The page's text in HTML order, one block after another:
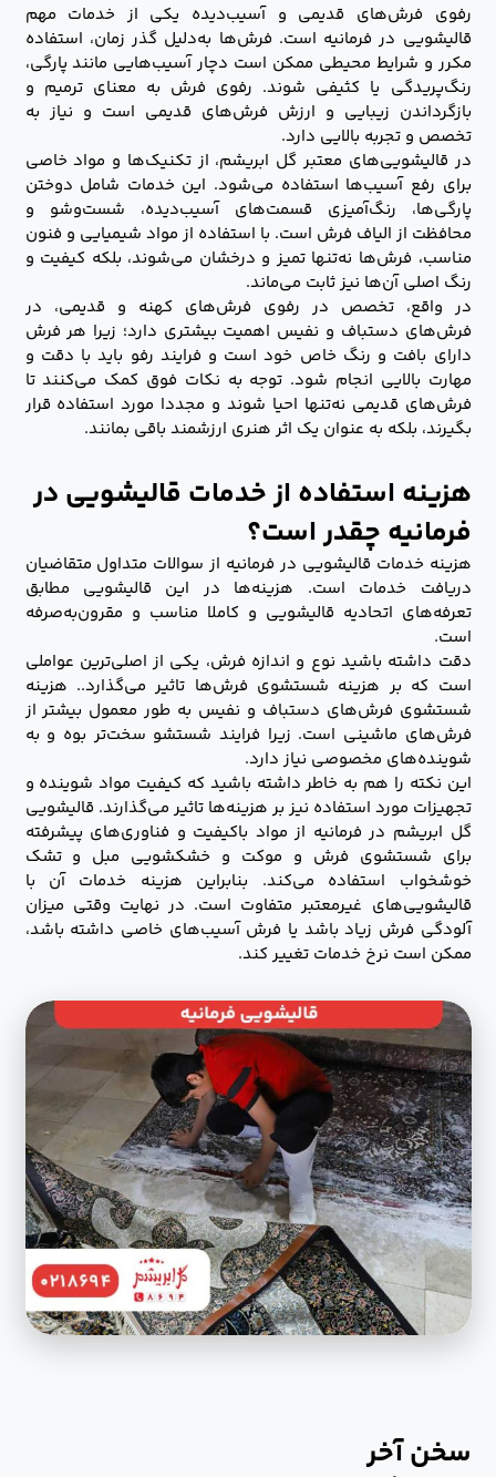
رفوی فرش‌های قدیمی و آسیب‌دیده یکی از خدمات مهم
قالیشویی در فرمانیه است. فرش‌ها به‌دلیل گذر زمان، استفاده
مکرر و شرایط محیطی ممکن است دچار آسیب‌هایی مانند پارگی،
رنگ‌پریدگی یا کثیفی ‌شوند. رفوی فرش به معنای ترمیم و
بازگرداندن زیبایی و ارزش فرش‌های قدیمی است و نیاز به
تخصص و تجربه بالایی دارد.
در قالیشویی‌های معتبر گل ابریشم، از تکنیک‌ها و مواد خاصی
برای رفع آسیب‌ها استفاده می‌شود. این خدمات شامل دوختن
پارگی‌ها، رنگ‌آمیزی قسمت‌های آسیب‌دیده، شست‌وشو و
محافظت از الیاف فرش است. با استفاده از مواد شیمیایی و فنون
مناسب، فرش‌ها نه‌تنها تمیز و درخشان می‌شوند، بلکه کیفیت و
رنگ اصلی آن‌ها نیز ثابت می‌ماند.
در واقع، تخصص در رفوی فرش‌های کهنه و قدیمی، در
فرش‌های دستباف و نفیس اهمیت بیشتری دارد؛ زیرا هر فرش
دارای بافت و رنگ خاص خود است و فرایند رفو باید با دقت و
مهارت بالایی انجام شود. توجه به نکات فوق کمک می‌کنند تا
فرش‌های قدیمی نه‌تنها احیا شوند و مجددا مورد استفاده قرار
بگیرند، بلکه به عنوان یک اثر هنری ارزشمند باقی بمانند.
هزینه استفاده از خدمات قالیشویی در
فرمانیه چقدر است؟
هزینه خدمات قالیشویی در فرمانیه از سوالات متداول متقاضیان
دریافت خدمات است. هزینه‌ها در این قالیشویی مطابق
تعرفه‌های اتحادیه قالیشویی و کاملا مناسب و مقرون‌به‌صرفه
است.
دقت داشته باشید نوع و اندازه فرش، یکی از اصلی‌ترین عواملی
است که بر هزینه شستشوی فرش‌ها تاثیر می‌گذارد.. هزینه
شستشوی فرش‌های دستباف و نفیس به طور معمول بیشتر از
فرش‌های ماشینی است. زیرا فرایند شستشو سخت‌تر بوه و به
شوینده‌های مخصوصی نیاز دارد.
این نکته را هم به خاطر داشته باشید که کیفیت مواد شوینده و
تجهیزات مورد استفاده نیز بر هزینه‌ها تاثیر می‌گذارند. قالیشویی
گل ابریشم در فرمانیه از مواد باکیفیت و فناوری‌های پیشرفته
برای شستشوی فرش و موکت و خشکشویی مبل و تشک
خوشخواب استفاده می‌کند. بنابراین هزینه‌ خدمات آن با
قالیشویی‌های غیرمعتبر متفاوت است. در نهایت وقتی میزان
آلودگی فرش زیاد باشد یا فرش آسیب‌های خاصی داشته باشد،
ممکن است نرخ خدمات تغییر کند.
سخن آخر